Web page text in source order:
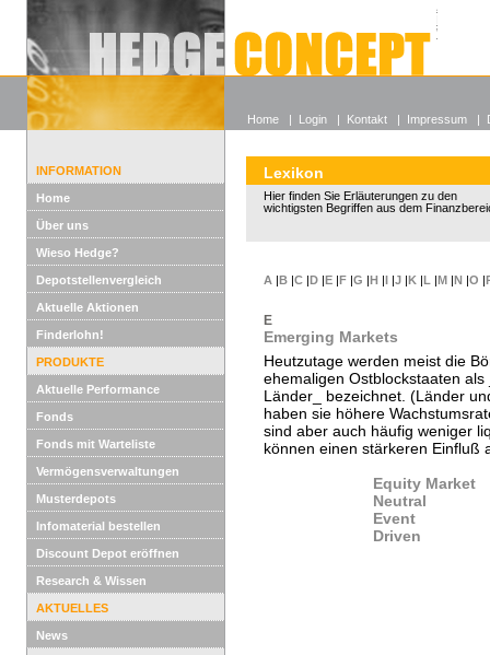
Alle
Wieso
INFORMATION
Home
Über uns
Wieso Hedge?
Depotstellenvergleich
Aktuelle Aktionen
Finderlohn!
PRODUKTE
Aktuelle Performance
Fonds
Fonds mit Warteliste
Vermögensverwaltungen
Musterdepots
Infomaterial bestellen
Discount Depot eröffnen
Research & Wissen
AKTUELLES
News
Lexikon
Hier finden Sie Erläuterungen zu den
wichtigsten Begriffen aus dem
A |B |C |D |E |F |G |H |I |J |K |L |M |N |O |
E
Emerging Markets
Heutzutage werden meist die
ehemaligen Ostblockstaaten
Länder_ bezeichnet. (Länder
haben sie höhere
sind aber auch häufig weniger
können einen stärkeren Einfluß
Equity Market
Neutral
Event
Driven
Home | Login | Kontakt | Impressum |